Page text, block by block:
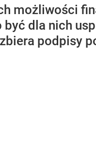
możliwości
dla nich
podpisy